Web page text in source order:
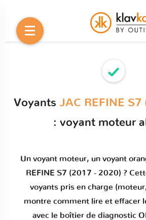
Voyants JAC REFINE S7
: voyant moteur
Un voyant moteur, un voyant
REFINE S7 (2017 - 2020) ?
voyants pris en charge
montre comment lire et effacer
avec le boîtier de diagnostic